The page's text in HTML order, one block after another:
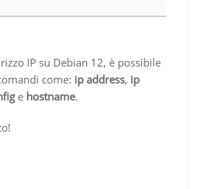
IP su Debian 12, è possibile
come: ip address, ip
e hostname.